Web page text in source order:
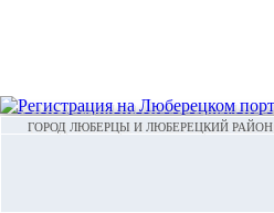
ГОРОД ЛЮБЕРЦЫ И ЛЮБЕРЕЦКИЙ РАЙОН